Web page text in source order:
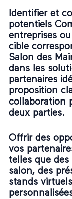
Identifier et
potentiels
entreprises
cible
Salon des
dans les
partenaires
proposition
collaboration
deux parties.
Offrir des
vos
telles que
salon, des
stands